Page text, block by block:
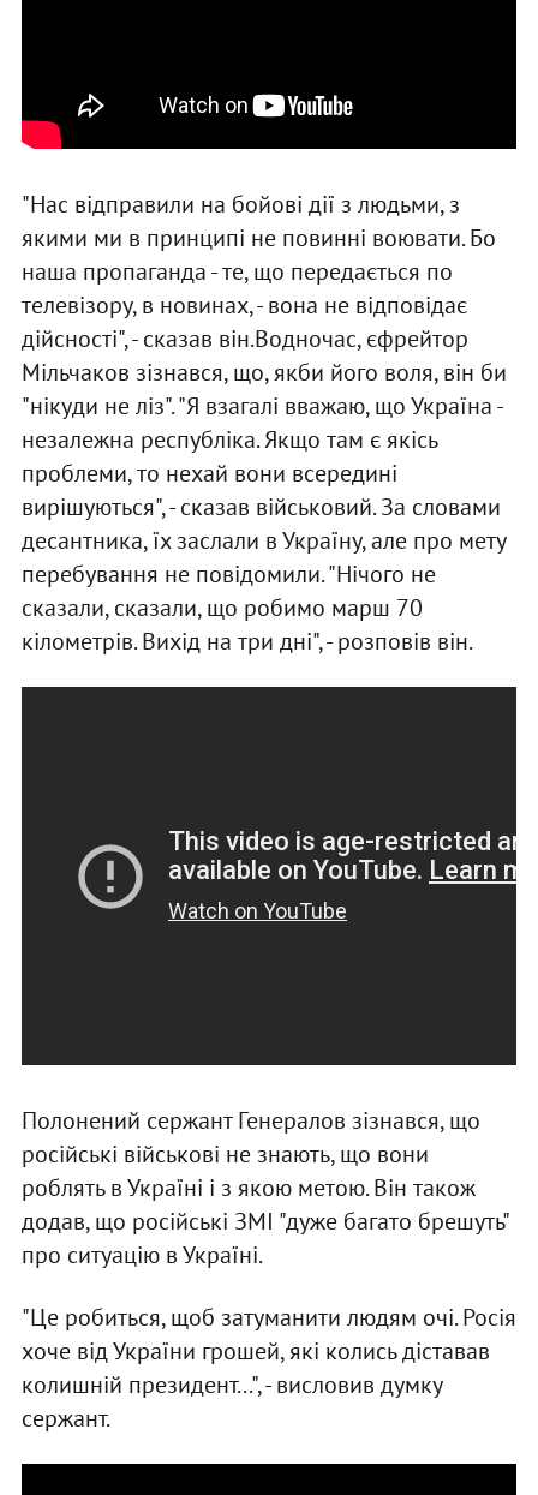
"Нас відправили на бойові дії з людьми, з
якими ми в принципі не повинні воювати. Бо
наша пропаганда - те, що передається по
телевізору, в новинах, - вона не відповідає
дійсності", - сказав він.Водночас, єфрейтор
Мільчаков зізнався, що, якби його воля, він би
"нікуди не ліз". "Я взагалі вважаю, що Україна -
незалежна республіка. Якщо там є якісь
проблеми, то нехай вони всередині
вирішуються", - сказав військовий. За словами
десантника, їх заслали в Україну, але про мету
перебування не повідомили. "Нічого не
сказали, сказали, що робимо марш 70
кілометрів. Вихід на три дні", - розповів він.
Полонений сержант Генералов зізнався, що
російські військові не знають, що вони
роблять в Україні і з якою метою. Він також
додав, що російські ЗМІ "дуже багато брешуть"
про ситуацію в Україні.
"Це робиться, щоб затуманити людям очі. Росія
хоче від України грошей, які колись діставав
колишній президент...", - висловив думку
сержант.